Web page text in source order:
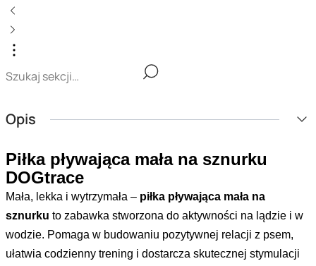
Opis
Piłka pływająca mała na sznurku
DOGtrace
Mała, lekka i wytrzymała – piłka pływająca mała na
sznurku to zabawka stworzona do aktywności na lądzie i w
wodzie. Pomaga w budowaniu pozytywnej relacji z psem,
ułatwia codzienny trening i dostarcza skutecznej stymulacji